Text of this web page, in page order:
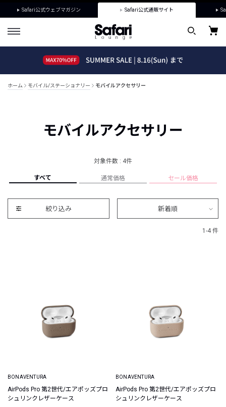
Safari公式ウェブマガジン Safari公式通販サイト
ホーム モバイル/ステーショナリー モバイルアクセサリー
モバイルアクセサリー
対象件数 : 4件
すべて 通常価格 セール価格
絞り込み 新着順
1-4 件
BONAVENTURA
AirPods Pro 第2世代/エアポッズプロ
シュリンクレザーケース
BONAVENTURA
AirPods Pro 第2世代/エアポッズプロ
シュリンクレザーケース